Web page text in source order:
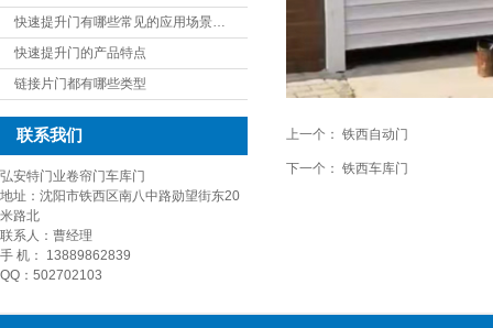
快速提升门有哪些常见的应用场景…
快速提升门的产品特点
链接片门都有哪些类型
联系我们
弘安特门业卷帘门车库门
地址：沈阳市铁西区南八中路勋望街东20
米路北
联系人：曹经理
手 机： 13889862839
QQ：502702103
上一个： 铁西自动门
下一个： 铁西车库门